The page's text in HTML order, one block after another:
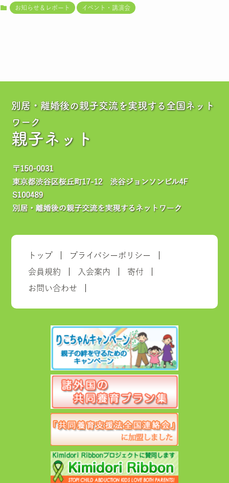
お知らせ＆レポート イベント・講演会
別居・離婚後の親子交流を実現する全国ネット
ワーク
親子ネット
トップ プライバシーポリシー
会員規約 入会案内 寄付
お問い合わせ